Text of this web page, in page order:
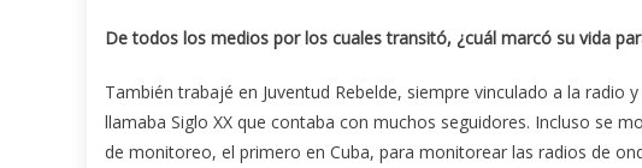
De todos los medios por los cuales transitó, ¿cuál marcó su vida
También trabajé en Juventud Rebelde, siempre vinculado a la radio
llamaba Siglo XX que contaba con muchos seguidores. Incluso se
de monitoreo, el primero en Cuba, para monitorear las radios de